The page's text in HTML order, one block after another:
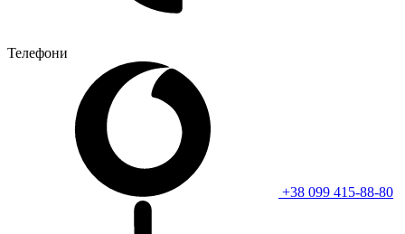
Телефони
+38 099 415-88-80